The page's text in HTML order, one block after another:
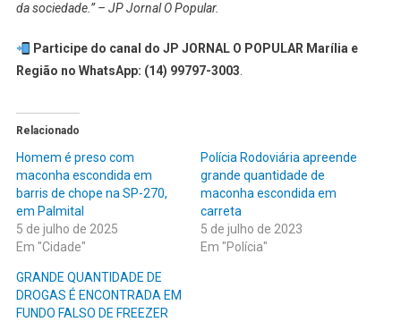
da sociedade.” – JP Jornal O Popular.
Participe do canal do JP JORNAL O POPULAR Marília e
Região no WhatsApp: (14) 99797-3003.
Relacionado
Homem é preso com
maconha escondida em
barris de chope na SP-270,
em Palmital
5 de julho de 2025
Em "Cidade"
Polícia Rodoviária apreende
grande quantidade de
maconha escondida em
carreta
5 de julho de 2023
Em "Polícia"
GRANDE QUANTIDADE DE
DROGAS É ENCONTRADA EM
FUNDO FALSO DE FREEZER